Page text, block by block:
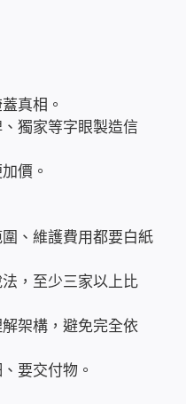
冊
式電錶
真相。
獨家等字眼製造信
價。
、維護費用都要白紙
，至少三家以上比
架構，避免完全依
要交付物。